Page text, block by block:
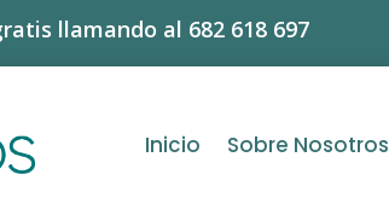
llamando al 682 618 697
Inicio Sobre Nosotros